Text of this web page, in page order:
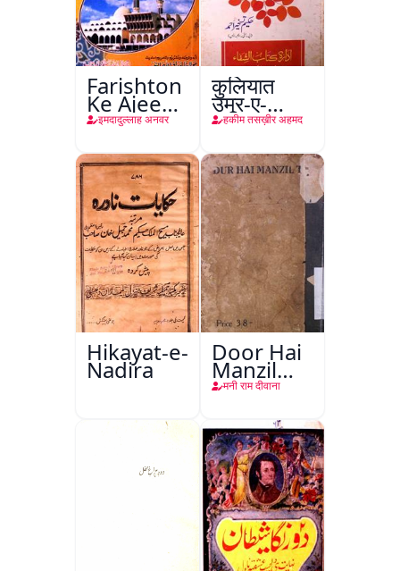
Farishton
Ke Ajeeb
Halat
इमदादुल्लाह अनवर
कुलियात
उमूर-ए-
तबीइया
हकीम तसख़ीर अहमद
Hikayat-e-
Nadira
Door Hai
Manzil
Teri
मनी राम दीवाना